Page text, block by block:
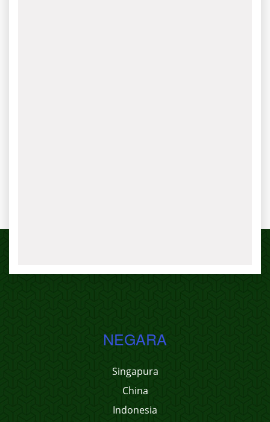
NEGARA
Singapura
China
Indonesia